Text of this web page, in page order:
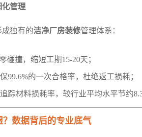
化管理
成独有的‌洁净厂房装修‌管理体系：
碰撞，缩短工期15-20天；
99.6%的一次合格率，杜绝返工损耗；
踪材料损耗率，较行业平均水平节约
数据背后的专业底气